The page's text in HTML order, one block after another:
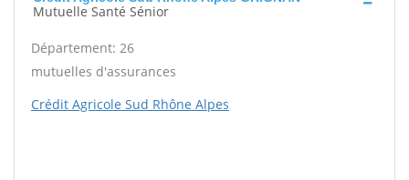
Mutuelle Santé Sénior
Département: 26
mutuelles d'assurances
Crédit Agricole Sud Rhône Alpes